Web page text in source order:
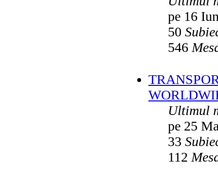
pe 16
50
546
Ultimul
pe 25
33
112